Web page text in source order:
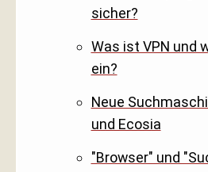
sicher?
Was ist VPN und
ein?
Neue
und Ecosia
"Browser" und